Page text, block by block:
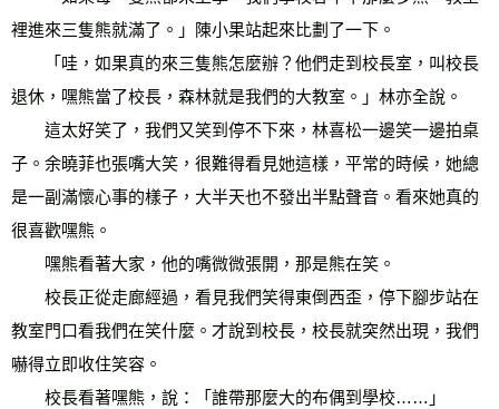
裡進來三隻熊就滿了。」陳小果站起來比劃了一下。
「哇，如果真的來三隻熊怎麼辦？他們走到校長室，叫校長
退休，嘿熊當了校長，森林就是我們的大教室。」林亦全說。
這太好笑了，我們又笑到停不下來，林喜松一邊笑一邊拍桌
子。余曉菲也張嘴大笑，很難得看見她這樣，平常的時候，她總
是一副滿懷心事的樣子，大半天也不發出半點聲音。看來她真的
很喜歡嘿熊。
嘿熊看著大家，他的嘴微微張開，那是熊在笑。
校長正從走廊經過，看見我們笑得東倒西歪，停下腳步站在
教室門口看我們在笑什麼。才說到校長，校長就突然出現，我們
嚇得立即收住笑容。
校長看著嘿熊，說：「誰帶那麼大的布偶到學校……」